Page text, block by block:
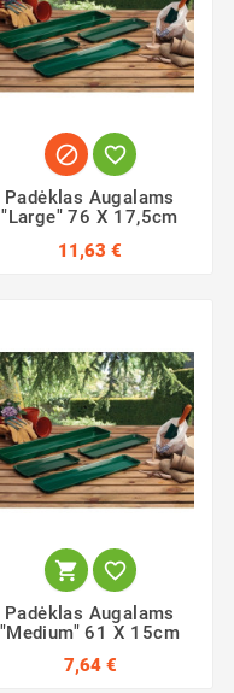
 
Padėklas Augalams
"Large" 76 X 17,5cm
11,63 €
 
Padėklas Augalams
"Medium" 61 X 15cm
7,64 €